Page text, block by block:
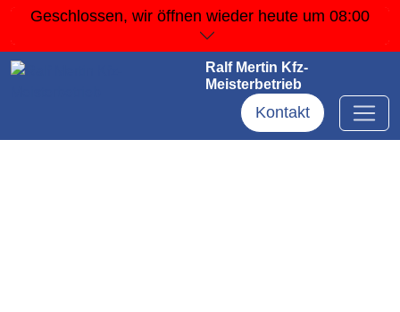
Geschlossen, wir öffnen wieder heute um 08:00
Ralf Mertin Kfz-
Meisterbetrieb
Kontakt